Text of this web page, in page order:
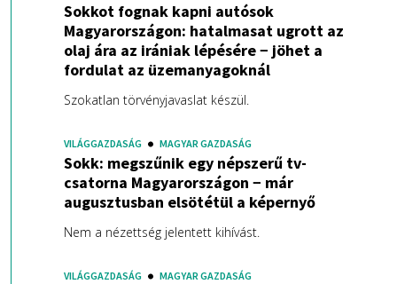
Sokkot fognak kapni autósok
Magyarországon: hatalmasat ugrott az
olaj ára az irániak lépésére − jöhet a
fordulat az üzemanyagoknál
Szokatlan törvényjavaslat készül.
VILÁGGAZDASÁG MAGYAR GAZDASÁG
Sokk: megszűnik egy népszerű tv-
csatorna Magyarországon − már
augusztusban elsötétül a képernyő
Nem a nézettség jelentett kihívást.
VILÁGGAZDASÁG MAGYAR GAZDASÁG